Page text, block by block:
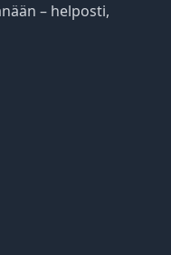
– helposti,